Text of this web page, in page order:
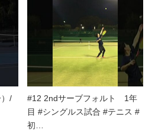
/
#12 2ndサーブフォルト 1年
目 #シングルス試合 #テニス #
初…